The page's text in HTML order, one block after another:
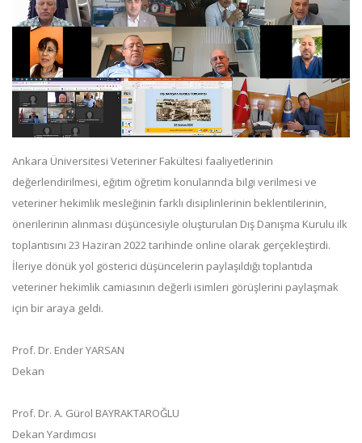
Ankara Üniversitesi Veteriner Fakültesi faaliyetlerinin
değerlendirilmesi, eğitim öğretim konularında bilgi verilmesi ve
veteriner hekimlik mesleğinin farklı disiplinlerinin beklentilerinin,
önerilerinin alınması düşüncesiyle oluşturulan Dış Danışma Kurulu ilk
toplantısını 23 Haziran 2022 tarihinde online olarak gerçekleştirdi.
İleriye dönük yol gösterici düşüncelerin paylaşıldığı toplantıda
veteriner hekimlik camiasının değerli isimleri görüşlerini paylaşmak
için bir araya geldi.
Prof. Dr. Ender YARSAN
Dekan
Prof. Dr. A. Gürol BAYRAKTAROĞLU
Dekan Yardımcısı